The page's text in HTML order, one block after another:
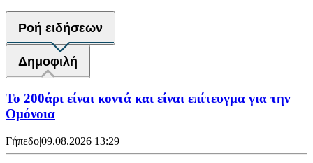
Ροή ειδήσεων
Δημοφιλή
Το 200άρι είναι κοντά και είναι επίτευγμα για την
Ομόνοια
Γήπεδο|09.08.2026 13:29